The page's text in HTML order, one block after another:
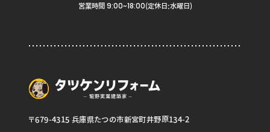
営業時間 9:00~18:00(定休日:水曜日)
〒679-4315 兵庫県たつの市新宮町井野原134-2